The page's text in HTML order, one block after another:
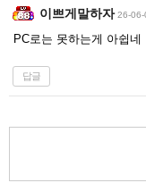
이쁘게말하자 26-
PC로는 못하는게 아쉽네
답글